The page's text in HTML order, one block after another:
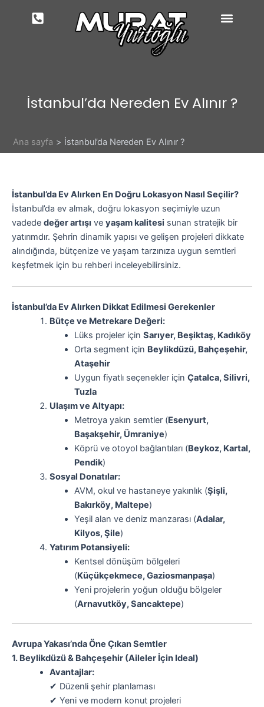
İstanbul’da Nereden Ev Alınır ?
Ana sayfa İstanbul’da Nereden Ev Alınır ?
İstanbul’da Ev Alırken En Doğru Lokasyon Nasıl Seçilir?
İstanbul’da ev almak, doğru lokasyon seçimiyle uzun
vadede değer artışı ve yaşam kalitesi sunan stratejik bir
yatırımdır. Şehrin dinamik yapısı ve gelişen projeleri dikkate
alındığında, bütçenize ve yaşam tarzınıza uygun semtleri
keşfetmek için bu rehberi inceleyebilirsiniz.
İstanbul’da Ev Alırken Dikkat Edilmesi Gerekenler
Bütçe ve Metrekare Değeri:
Lüks projeler için Sarıyer, Beşiktaş, Kadıköy
Orta segment için Beylikdüzü, Bahçeşehir,
Ataşehir
Uygun fiyatlı seçenekler için Çatalca, Silivri,
Tuzla
Ulaşım ve Altyapı:
Metroya yakın semtler (Esenyurt,
Başakşehir, Ümraniye)
Köprü ve otoyol bağlantıları (Beykoz, Kartal,
Pendik)
Sosyal Donatılar:
AVM, okul ve hastaneye yakınlık (Şişli,
Bakırköy, Maltepe)
Yeşil alan ve deniz manzarası (Adalar,
Kilyos, Şile)
Yatırım Potansiyeli:
Kentsel dönüşüm bölgeleri
(Küçükçekmece, Gaziosmanpaşa)
Yeni projelerin yoğun olduğu bölgeler
(Arnavutköy, Sancaktepe)
Avrupa Yakası’nda Öne Çıkan Semtler
1. Beylikdüzü & Bahçeşehir (Aileler İçin Ideal)
Avantajlar:
✔ Düzenli şehir planlaması
✔ Yeni ve modern konut projeleri